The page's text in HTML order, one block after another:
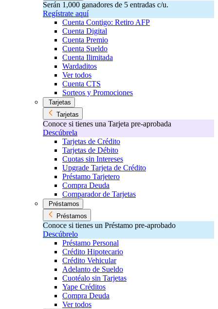
Serán 1,000 ganadores de 5 entradas c/u.
Regístrate aquí
Cuenta Contigo: Retiro AFP
Cuenta Digital
Cuenta Premio
Cuenta Sueldo
Cuenta Ilimitada
Wardaditos
Ver todos
Cuenta CTS
Sorteos y Promociones
Tarjetas
Tarjetas
Conoce si tienes una Tarjeta pre-aprobada
Descúbrela
Tarjetas de Crédito
Tarjetas de Débito
Cuotas sin Intereses
Upgrade Tarjeta de Crédito
Préstamo Tarjetero
Compra Deuda
Comparador de Tarjetas
Préstamos
Préstamos
Conoce si tienes un Préstamo pre-aprobado
Descúbrelo
Préstamo Personal
Crédito Hipotecario
Crédito Vehicular
Adelanto de Sueldo
Cuotéalo sin Tarjetas
Yape Créditos
Compra Deuda
Ver todos